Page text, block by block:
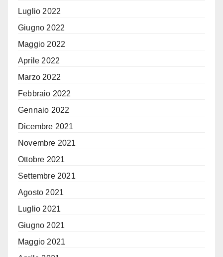
Luglio 2022
Giugno 2022
Maggio 2022
Aprile 2022
Marzo 2022
Febbraio 2022
Gennaio 2022
Dicembre 2021
Novembre 2021
Ottobre 2021
Settembre 2021
Agosto 2021
Luglio 2021
Giugno 2021
Maggio 2021